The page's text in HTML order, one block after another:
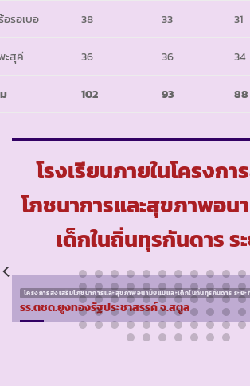
อรอเบอ 38 33 31
ะสุคี 36 36 34
102 93 88
โรงเรียนภายในโครงกา
โภชนาการและสุขภาพอน
เด็กในถิ่นทุรกันดาร ร
โครงการส่งเสริมโภชนาการและสุขภาพอนามัยแม่และเด็กในถิ่นทุรกันดาร ระยะ
รร.ตชด.ยูงทองรัฐประชาสรรค์ จ.สตูล